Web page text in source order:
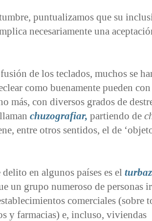
puntualizamos que su
necesariamente una
de los teclados, muchos se
como buenamente pueden
más, con diversos grados de
chuzografiar, partiendo de
entre otros sentidos, el de
en algunos países es el
un grupo numeroso de personas
comerciales (sobre
y farmacias) e, incluso, viviendas